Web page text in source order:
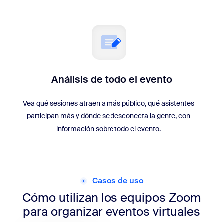
Análisis de todo el evento
Vea qué sesiones atraen a más público, qué asistentes
participan más y dónde se desconecta la gente, con
información sobre todo el evento.
Casos de uso
Cómo utilizan los equipos Zoom
para organizar eventos virtuales